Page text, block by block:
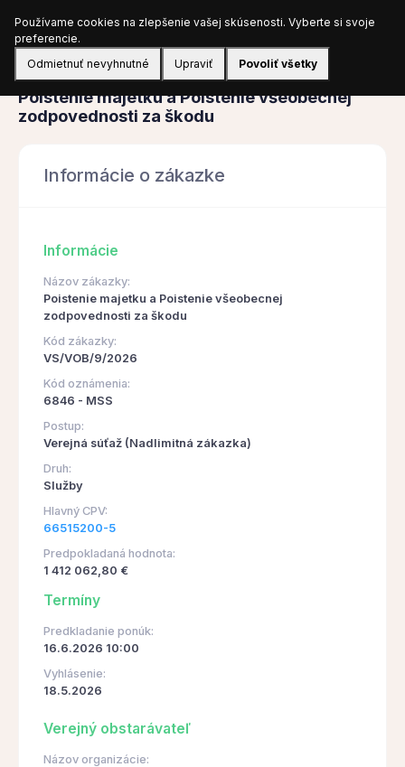
Prihlásiť sa
Obstarávanie
Poistenie majetku a Poistenie všeobecnej
zodpovednosti za škodu
Informácie o zákazke
Informácie
Názov zákazky:
Poistenie majetku a Poistenie všeobecnej
zodpovednosti za škodu
Kód zákazky:
VS/VOB/9/2026
Kód oznámenia:
6846 - MSS
Postup:
Verejná súťaž (Nadlimitná zákazka)
Druh:
Služby
Hlavný CPV:
66515200-5
Predpokladaná hodnota:
1 412 062,80 €
Termíny
Predkladanie ponúk:
16.6.2026 10:00
Vyhlásenie:
18.5.2026
Verejný obstarávateľ
Názov organizácie:
Používame cookies na zlepšenie vašej skúsenosti. Vyberte si svoje
preferencie.
Odmietnuť nevyhnutné
Upraviť Povoliť všetky